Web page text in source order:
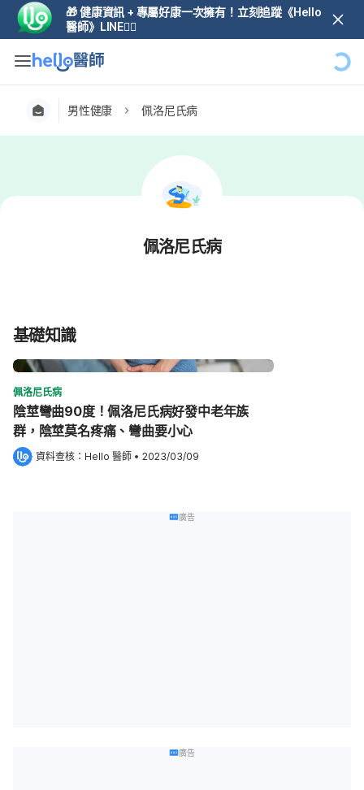
🎁 健康資訊 + 專屬好康一次擁有！立刻追蹤《Hello
醫師》LINE👆🏼
男性健康 佩洛尼氏病
佩洛尼氏病
基礎知識
佩洛尼氏病
陰莖彎曲90度！佩洛尼氏病好發中老年族
群，陰莖莫名疼痛、彎曲要小心
資料查核： Hello 醫師 • 2023/03/09
廣告
廣告